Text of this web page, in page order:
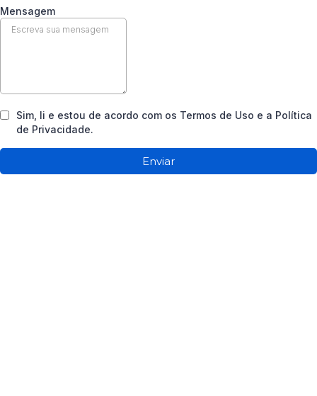
Mensagem
Sim, li e estou de acordo com os Termos de Uso e a Política
de Privacidade.
Enviar